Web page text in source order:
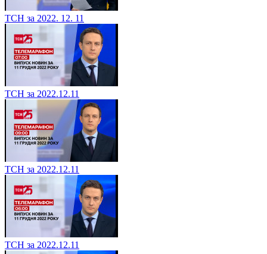
ТСН за 2022. 12. 11
ТСН за 2022.12.11
ТСН за 2022.12.11
ТСН за 2022.12.11